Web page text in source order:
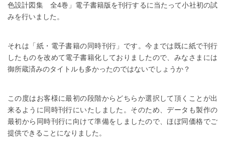
色設計図集 全4巻」電子書籍版を刊行するに当たって小社初の試
みを行いました。
それは「紙・電子書籍の同時刊行」です。今までは既に紙で刊行
したものを改めて電子書籍化しておりましたので、みなさまには
御所蔵済みのタイトルも多かったのではないでしょうか？
この度はお客様に最初の段階からどちらか選択して頂くことが出
来るように同時刊行にいたしました。そのため、データも製作の
最初から同時刊行に向けて準備をしましたので、ほぼ同価格でご
提供できることになりました。